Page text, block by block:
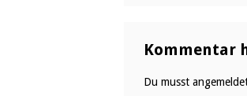
Kommentar
Du musst